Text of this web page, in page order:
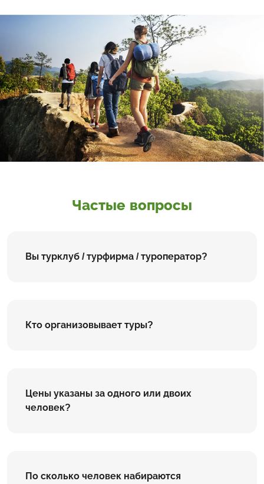
Частые вопросы
Вы турклуб / турфирма / туроператор?
Кто организовывает туры?
Цены указаны за одного или двоих
человек?
По сколько человек набираются